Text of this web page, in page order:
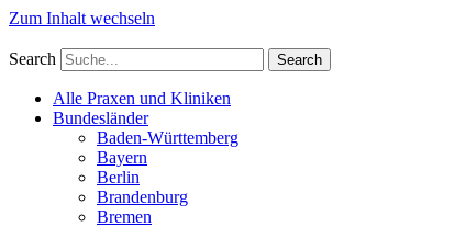
Zum Inhalt wechseln
Search Search
Alle Praxen und Kliniken
Bundesländer
Baden-Württemberg
Bayern
Berlin
Brandenburg
Bremen